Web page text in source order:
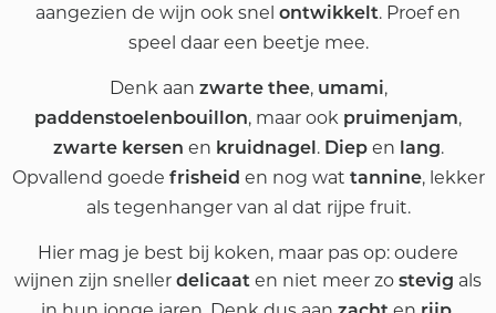
aangezien de wijn ook snel ontwikkelt. Proef en
speel daar een beetje mee.
Denk aan zwarte thee, umami,
paddenstoelenbouillon, maar ook pruimenjam,
zwarte kersen en kruidnagel . Diepen lang.
Opvallend goede frisheid en nog wat tannine, lekker
als tegenhanger van al dat rijpe fruit.
Hier mag je best bij koken, maar pas op: oudere
wijnen zijn sneller delicaat en niet meer zo stevig als